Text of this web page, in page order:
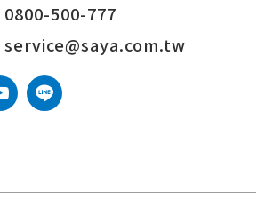
0800-500-777
service@saya.com.tw